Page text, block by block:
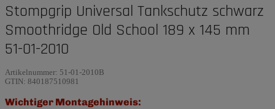
Stompgrip Universal Tankschutz schwarz
Smoothridge Old School 189 x 145 mm
51-01-2010
Artikelnummer: 51-01-2010B
GTIN: 840187510981
Wichtiger Montagehinweis: